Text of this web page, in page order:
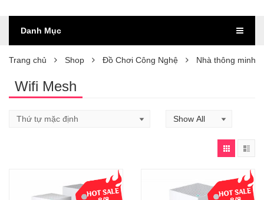
Danh Mục
Trang chủ Shop Đồ Chơi Công Nghệ Nhà thông minh
Wifi Mesh